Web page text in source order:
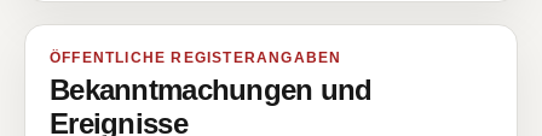
ÖFFENTLICHE REGISTERANGABEN
Bekanntmachungen und
Ereignisse